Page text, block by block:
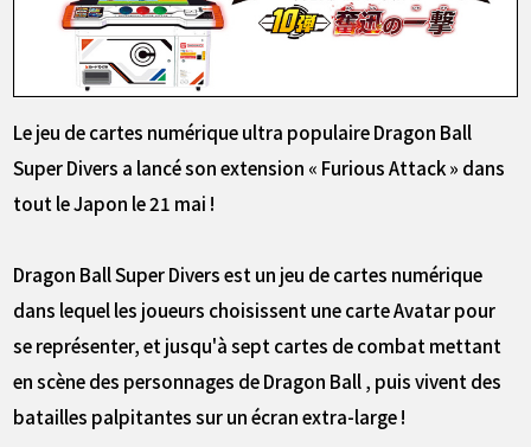
JP
EN FR DE ES
Le jeu de cartes numérique ultra populaire Dragon Ball
Super Divers a lancé son extension « Furious Attack » dans
tout le Japon le 21 mai !
Dragon Ball Super Divers est un jeu de cartes numérique
dans lequel les joueurs choisissent une carte Avatar pour
se représenter, et jusqu'à sept cartes de combat mettant
en scène des personnages de Dragon Ball , puis vivent des
batailles palpitantes sur un écran extra-large !